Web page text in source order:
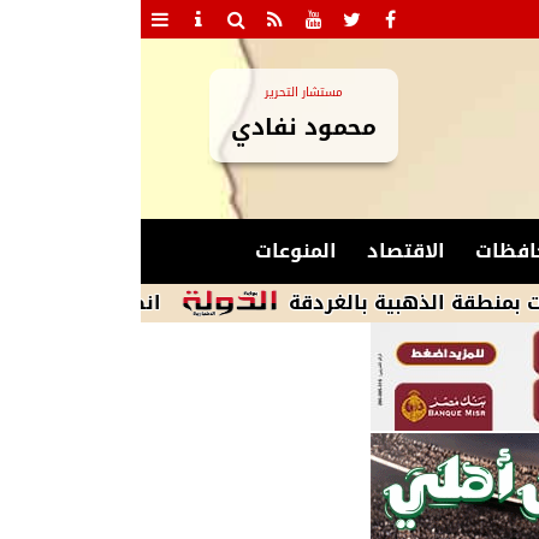
مستشار التحرير
محمود نفادي
الاقتصاد
المنوعات
انطلاق مباراة مصر
بالغردقة